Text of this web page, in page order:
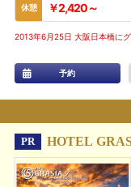
休憩 ￥2,420～
2013年6月25日 大阪日本橋にグ
予約
PR HOTEL